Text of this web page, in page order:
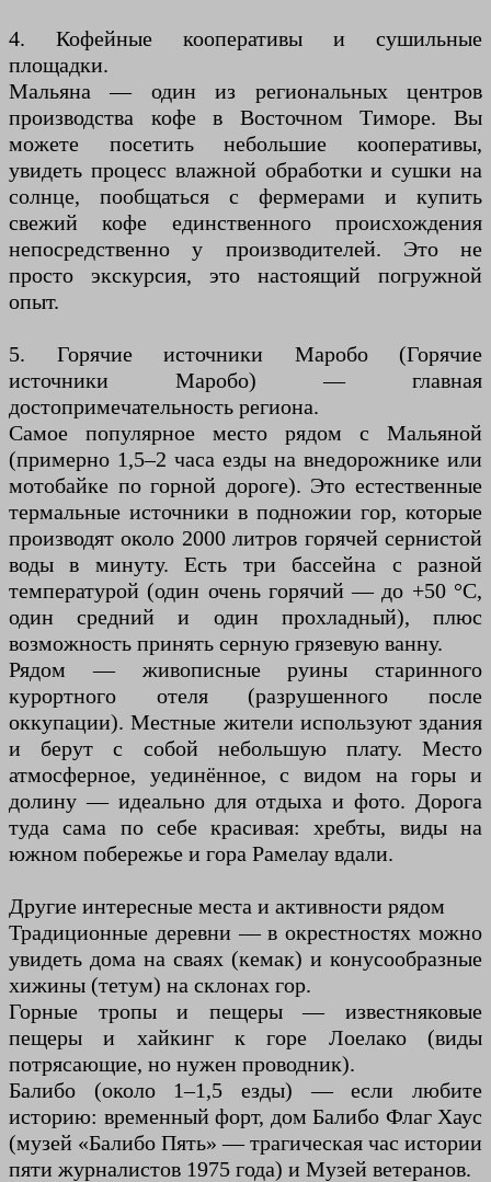
4. Кофейные кооперативы и сушильные
площадки.
Мальяна — один из региональных центров
производства кофе в Восточном Тиморе. Вы
можете посетить небольшие кооперативы,
увидеть процесс влажной обработки и сушки на
солнце, пообщаться с фермерами и купить
свежий кофе единственного происхождения
непосредственно у производителей. Это не
просто экскурсия, это настоящий погружной
опыт.
5. Горячие источники Маробо (Горячие
источники Маробо) — главная
достопримечательность региона.
Самое популярное место рядом с Мальяной
(примерно 1,5–2 часа езды на внедорожнике или
мотобайке по горной дороге). Это естественные
термальные источники в подножии гор, которые
производят около 2000 литров горячей сернистой
воды в минуту. Есть три бассейна с разной
температурой (один очень горячий — до +50 °C,
один средний и один прохладный), плюс
возможность принять серную грязевую ванну.
Рядом — живописные руины старинного
курортного отеля (разрушенного после
оккупации). Местные жители используют здания
и берут с собой небольшую плату. Место
атмосферное, уединённое, с видом на горы и
долину — идеально для отдыха и фото. Дорога
туда сама по себе красивая: хребты, виды на
южном побережье и гора Рамелау вдали.
Другие интересные места и активности рядом
Традиционные деревни — в окрестностях можно
увидеть дома на сваях (кемак) и конусообразные
хижины (тетум) на склонах гор.
Горные тропы и пещеры — известняковые
пещеры и хайкинг к горе Лоелако (виды
потрясающие, но нужен проводник).
Балибо (около 1–1,5 езды) — если любите
историю: временный форт, дом Балибо Флаг Хаус
(музей «Балибо Пять» — трагическая час истории
пяти журналистов 1975 года) и Музей ветеранов.